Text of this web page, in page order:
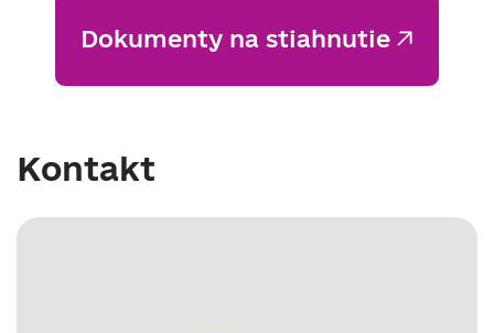
Dokumenty na stiahnutie
Kontakt